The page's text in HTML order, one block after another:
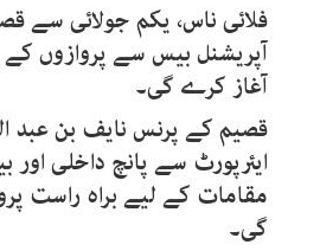
فلائی ناس، یکم جولائی سے
آپریشنل بیس سے پروازوں
آغاز کرے گی۔
قصیم کے پرنس نایف بن عبد
ایئرپورٹ سے پانچ داخلی اور
مقامات کے لیے براہ راست
گی۔